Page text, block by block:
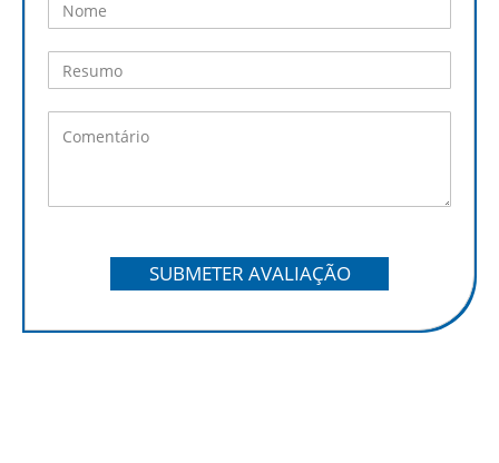
SUBMETER AVALIAÇÃO